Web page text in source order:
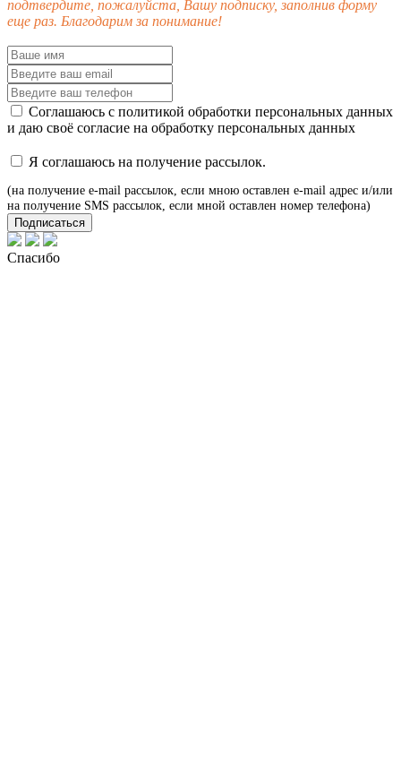
подтвердите, пожалуйста, Вашу подписку, заполнив форму
еще раз. Благодарим за понимание!
Соглашаюсь с политикой обработки персональных данных
и даю своё согласие на обработку персональных данных
Я соглашаюсь на получение рассылок.
(на получение e-mail рассылок, если мною оставлен e-mail адрес и/или
на получение SMS рассылок, если мной оставлен номер телефона)
Подписаться
Спасибо